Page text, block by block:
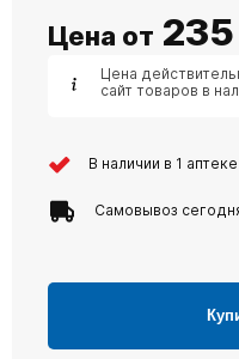
Цена от 235
Цена
сайт товаров в
В наличии в 1 аптеке
Самовывоз